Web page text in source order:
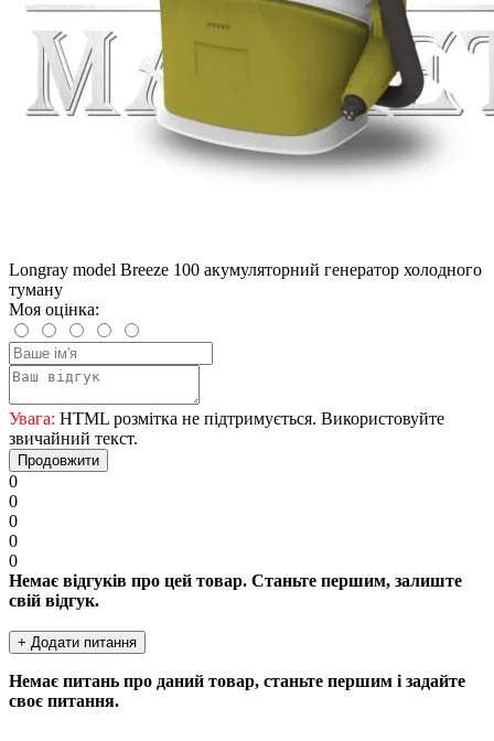
Longray model Breeze 100 акумуляторний генератор холодного
туману
Моя оцінка:
Увага: HTML розмітка не підтримується. Використовуйте
звичайний текст.
Продовжити
0
0
0
0
0
Немає відгуків про цей товар. Станьте першим, залиште
свій відгук.
+ Додати питання
Немає питань про даний товар, станьте першим і задайте
своє питання.